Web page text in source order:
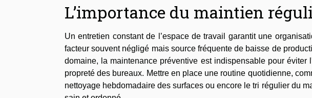
L’importance du maintien
Un entretien constant de l’espace de travail garantit une
facteur souvent négligé mais source fréquente de baisse de
domaine, la maintenance préventive est indispensable pour éviter
propreté des bureaux. Mettre en place une routine quotidienne,
nettoyage hebdomadaire des surfaces ou encore le tri régulier du